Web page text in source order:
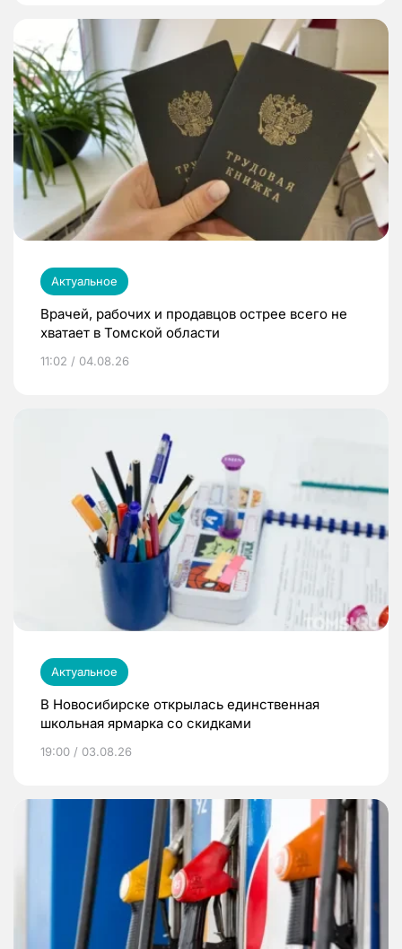
Актуальное
Врачей, рабочих и продавцов острее всего не
хватает в Томской области
11:02 / 04.08.26
Актуальное
В Новосибирске открылась единственная
школьная ярмарка со скидками
19:00 / 03.08.26